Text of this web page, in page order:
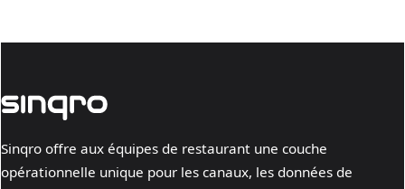
Sinqro offre aux équipes de restaurant une couche
opérationnelle unique pour les canaux, les données de